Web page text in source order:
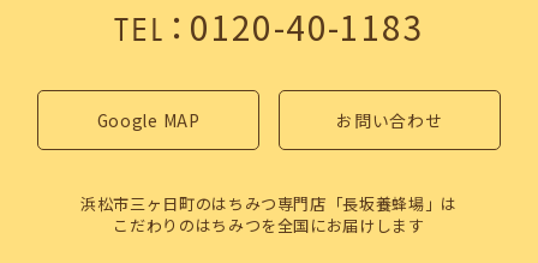
TEL：0120-40-1183
Google MAP お問い合わせ
浜松市三ヶ日町のはちみつ専門店「長坂養蜂場」は
こだわりのはちみつを全国にお届けします